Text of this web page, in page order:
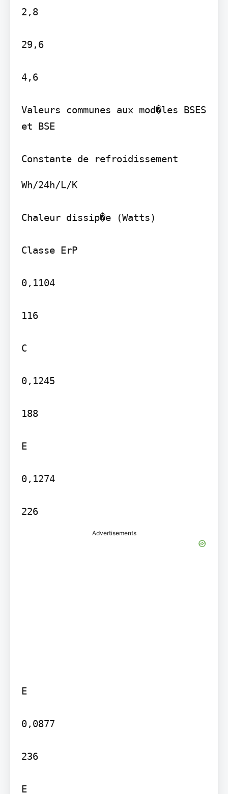
2,8
29,6
4,6
Valeurs communes aux mod�les BSES
et BSE
Constante de refroidissement
Wh/24h/L/K
Chaleur dissip�e (Watts)
Classe ErP
0,1104
116
C
0,1245
188
E
0,1274
226
Advertisements
E
0,0877
236
E